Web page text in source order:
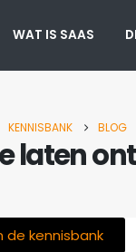
WAT IS SAAS
KENNISBANK BLOG
laten
de kennisbank